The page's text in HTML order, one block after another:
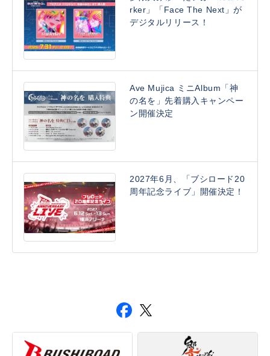
rker」「Face The Next」が
デジタルリリース！
Ave Mujica ミニAlbum「神
の名を」先着購入キャンペー
ン開催決定
2027年6月、「ブシロード20
周年記念ライブ」開催決定！